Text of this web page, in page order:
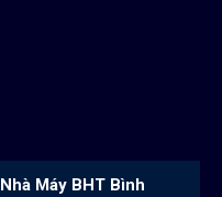
Nhà Máy BHT Bình